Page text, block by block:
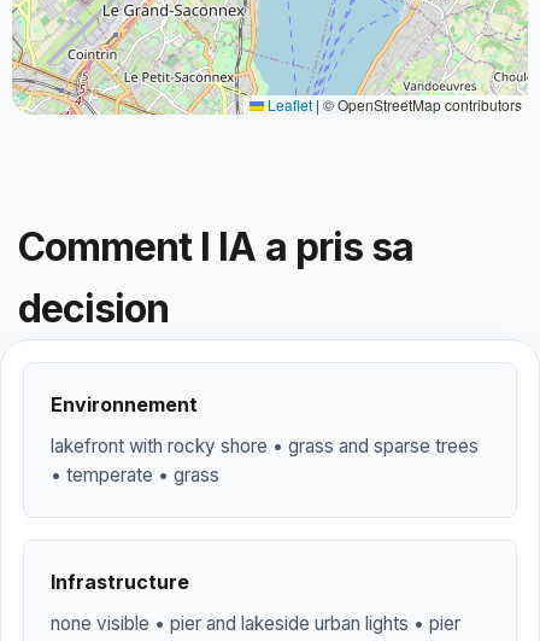
Leaflet | © OpenStreetMap contributors
Comment l IA a pris sa
decision
Environnement
lakefront with rocky shore • grass and sparse trees
• temperate • grass
Infrastructure
none visible • pier and lakeside urban lights • pier